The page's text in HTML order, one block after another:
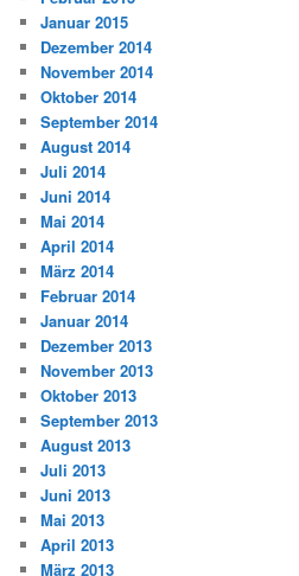
Januar 2015
Dezember 2014
November 2014
Oktober 2014
September 2014
August 2014
Juli 2014
Juni 2014
Mai 2014
April 2014
März 2014
Februar 2014
Januar 2014
Dezember 2013
November 2013
Oktober 2013
September 2013
August 2013
Juli 2013
Juni 2013
Mai 2013
April 2013
März 2013